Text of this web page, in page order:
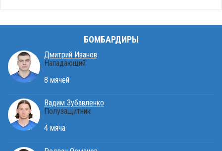
БОМБАРДИРЫ
Дмитрий Иванов
Нападающий
8 мячей
Вадим Зубавленко
Полузащитник
4 мяча